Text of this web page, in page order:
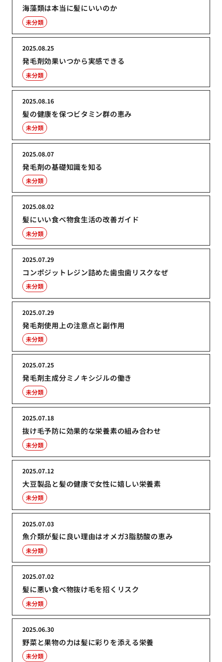
海藻類は本当に髪にいいのか
未分類
発毛剤効果いつから実感できる
2025.08.25
未分類
髪の健康を保つビタミン群の恵み
2025.08.16
未分類
発毛剤の基礎知識を知る
2025.08.07
未分類
髪にいい食べ物食生活の改善ガイド
2025.08.02
未分類
コンポジットレジン詰めた歯虫歯リスクなぜ
2025.07.29
未分類
発毛剤使用上の注意点と副作用
2025.07.29
未分類
発毛剤主成分ミノキシジルの働き
2025.07.25
未分類
抜け毛予防に効果的な栄養素の組み合わせ
2025.07.18
未分類
大豆製品と髪の健康で女性に嬉しい栄養素
2025.07.12
未分類
魚介類が髪に良い理由はオメガ3脂肪酸の恵み
2025.07.03
未分類
髪に悪い食べ物抜け毛を招くリスク
2025.07.02
未分類
野菜と果物の力は髪に彩りを添える栄養
2025.06.30
未分類